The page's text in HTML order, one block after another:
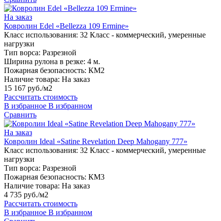
На заказ
Ковролин Edel «Bellezza 109 Ermine»
Класс использования: 32 Класс - коммерческий, умеренные
нагрузки
Тип ворса: Разрезной
Ширина рулона в резке: 4 м.
Пожарная безопасность: КМ2
Наличие товара: На заказ
15 167 руб./м2
Рассчитать стоимость
В избранное В избранном
Сравнить
На заказ
Ковролин Ideal «Satine Revelation Deep Mahogany 777»
Класс использования: 32 Класс - коммерческий, умеренные
нагрузки
Тип ворса: Разрезной
Пожарная безопасность: КМ3
Наличие товара: На заказ
4 735 руб./м2
Рассчитать стоимость
В избранное В избранном